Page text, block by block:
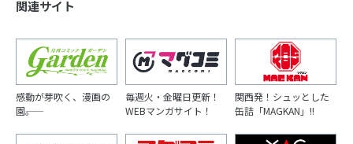
関連サイト
感動が芽吹く、漫画の
園――。
毎週火・金曜日更新！
WEBマンガサイト！
関西発！シュッとした
缶詰「MAGKAN」!!